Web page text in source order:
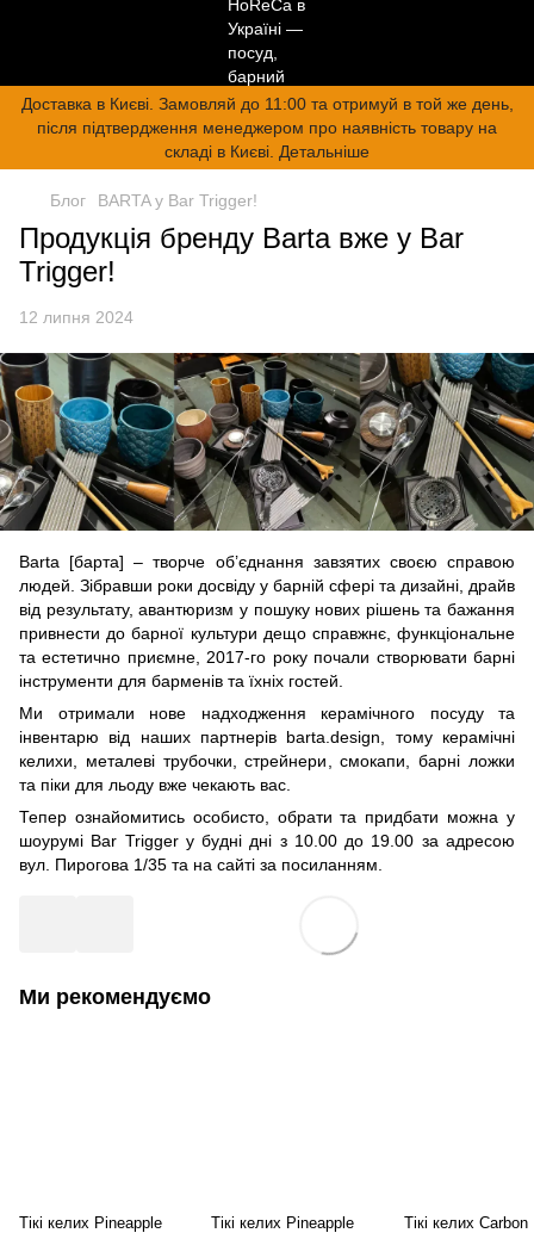
Доставка в Києві. Замовляй до 11:00 та отримуй в той же день,
після підтвердження менеджером про наявність товару на
складі в Києві. Детальніше
Блог BARTA у Bar Trigger!
Продукція бренду Barta вже у Bar
Trigger!
12 липня 2024
Barta [барта] – творче об’єднання завзятих своєю справою
людей. Зібравши роки досвіду у барній сфері та дизайні, драйв
від результату, авантюризм у пошуку нових рішень та бажання
привнести до барної культури дещо справжнє, функціональне
та естетично приємне, 2017-го року почали створювати барні
інструменти для барменів та їхніх гостей.
Ми отримали нове надходження керамічного посуду та
інвентарю від наших партнерів barta.design, тому керамічні
келихи, металеві трубочки, стрейнери, смокапи, барні ложки
та піки для льоду вже чекають вас.
Тепер ознайомитись особисто, обрати та придбати можна у
шоурумі Bar Trigger у будні дні з 10.00 до 19.00 за адресою
вул. Пирогова 1/35 та на сайті за посиланням.
Ми рекомендуємо
Тікі келих Pineapple
Тікі келих Pineapple
Тікі келих